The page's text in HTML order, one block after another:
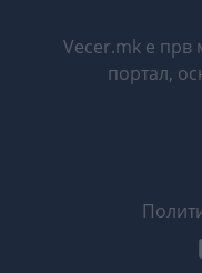
Vecer.mk е прв
портал,